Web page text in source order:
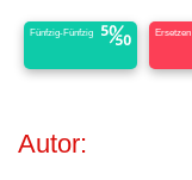
Fünfzig-Fünfzig Ersetzen
Autor: